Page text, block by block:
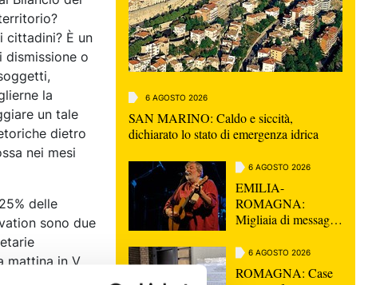
cittadini? È un
o
la
un tale
dietro
nei mesi
delle
sono due
mattina in V
avviata
6 AGOSTO 2026
SAN MARINO: Caldo e siccità,
dichiarato lo stato di emergenza idrica
6 AGOSTO 2026
EMILIA-
ROMAGNA:
Migliaia di messaggi
Guccini, "Non
morirà mai"
6 AGOSTO 2026
ROMAGNA: Case